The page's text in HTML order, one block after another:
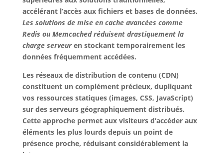
accélérant l’accès aux fichiers et bases de données.
Les solutions de mise en cache avancées comme
Redis ou Memcached réduisent drastiquement la
charge serveuren stockant temporairement les
données fréquemment accédées.
Les réseaux de distribution de contenu (CDN)
constituent un complément précieux, dupliquant
vos ressources statiques (images, CSS, JavaScript)
sur des serveurs géographiquement distribués.
Cette approche permet aux visiteurs d’accéder aux
éléments les plus lourds depuis un point de
présence proche, réduisant considérablement la